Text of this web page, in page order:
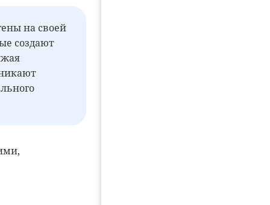
на своей
создают